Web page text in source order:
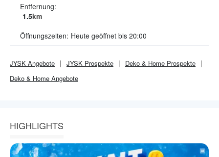
Entfernung:
1.5km
Öffnungszeiten: Heute geöffnet bis 20:00
JYSK Angebote JYSK Prospekte Deko & Home Prospekte
Deko & Home Angebote
HIGHLIGHTS